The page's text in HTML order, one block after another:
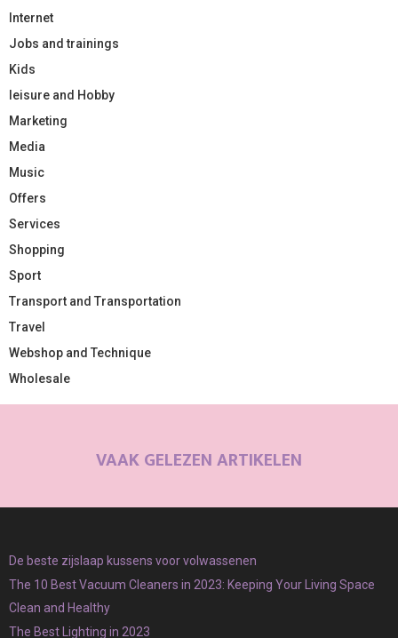
Internet
Jobs and trainings
Kids
leisure and Hobby
Marketing
Media
Music
Offers
Services
Shopping
Sport
Transport and Transportation
Travel
Webshop and Technique
Wholesale
VAAK GELEZEN ARTIKELEN
De beste zijslaap kussens voor volwassenen
The 10 Best Vacuum Cleaners in 2023: Keeping Your Living Space
Clean and Healthy
The Best Lighting in 2023